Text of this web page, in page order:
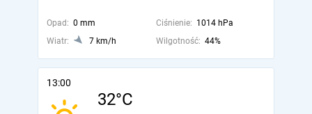
Opad: 0 mm Ciśnienie: 1014 hPa
Wiatr:
7 km/h Wilgotność: 44%
13:00
32°C